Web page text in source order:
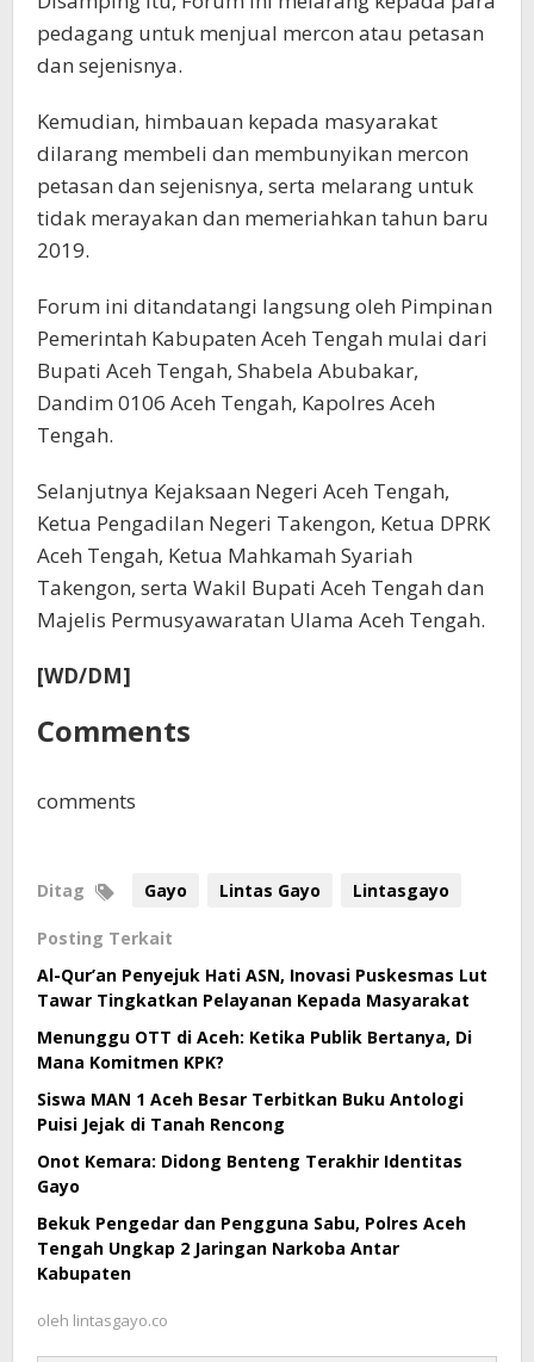
pedagang untuk menjual mercon atau petasan
dan sejenisnya.
Kemudian, himbauan kepada masyarakat
dilarang membeli dan membunyikan mercon
petasan dan sejenisnya, serta melarang untuk
tidak merayakan dan memeriahkan tahun baru
2019.
Forum ini ditandatangi langsung oleh Pimpinan
Pemerintah Kabupaten Aceh Tengah mulai dari
Bupati Aceh Tengah, Shabela Abubakar,
Dandim 0106 Aceh Tengah, Kapolres Aceh
Tengah.
Selanjutnya Kejaksaan Negeri Aceh Tengah,
Ketua Pengadilan Negeri Takengon, Ketua DPRK
Aceh Tengah, Ketua Mahkamah Syariah
Takengon, serta Wakil Bupati Aceh Tengah dan
Majelis Permusyawaratan Ulama Aceh Tengah.
[WD/DM]
Comments
comments
Ditag Gayo Lintas Gayo Lintasgayo
Posting Terkait
Al-Qur’an Penyejuk Hati ASN, Inovasi Puskesmas Lut
Tawar Tingkatkan Pelayanan Kepada Masyarakat
Menunggu OTT di Aceh: Ketika Publik Bertanya, Di
Mana Komitmen KPK?
Siswa MAN 1 Aceh Besar Terbitkan Buku Antologi
Puisi Jejak di Tanah Rencong
Onot Kemara: Didong Benteng Terakhir Identitas
Gayo
Bekuk Pengedar dan Pengguna Sabu, Polres Aceh
Tengah Ungkap 2 Jaringan Narkoba Antar
Kabupaten
oleh lintasgayo.co